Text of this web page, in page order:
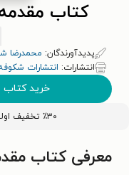
کتاب
پدیدآورندگان: محمدرضا
انتشارات: انتشارات
خرید کتاب
٪۳۰ تخفیف اولین خرید کتاب با کد
معرفی کتاب